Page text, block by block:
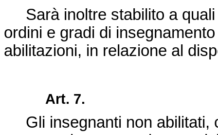
Sarà inoltre stabilito a quali
ordini e gradi di
abilitazioni, in relazione al
Art. 7.
Gli insegnanti non abilitati,